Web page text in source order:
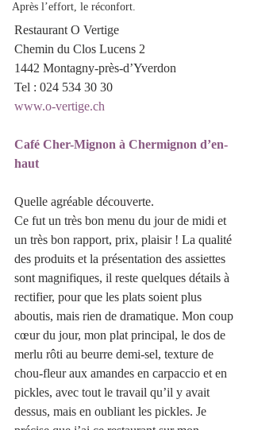
Après l’effort, le réconfort.
Restaurant O Vertige
Chemin du Clos Lucens 2
1442 Montagny-près-d’Yverdon
Tel : 024 534 30 30
www.o-vertige.ch
Café Cher-Mignon à Chermignon d’en-
haut
Quelle agréable découverte.
Ce fut un très bon menu du jour de midi et
un très bon rapport, prix, plaisir ! La qualité
des produits et la présentation des assiettes
sont magnifiques, il reste quelques détails à
rectifier, pour que les plats soient plus
aboutis, mais rien de dramatique. Mon coup
cœur du jour, mon plat principal, le dos de
merlu rôti au beurre demi-sel, texture de
chou-fleur aux amandes en carpaccio et en
pickles, avec tout le travail qu’il y avait
dessus, mais en oubliant les pickles. Je